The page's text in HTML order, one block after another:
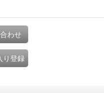
わせ
り登録